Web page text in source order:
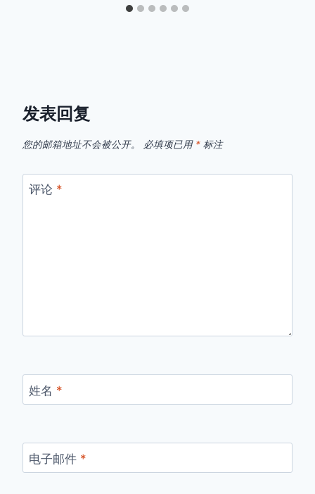
发表回复
您的邮箱地址不会被公开。 必填项已用 * 标注
评论 *
姓名 *
电子邮件 *